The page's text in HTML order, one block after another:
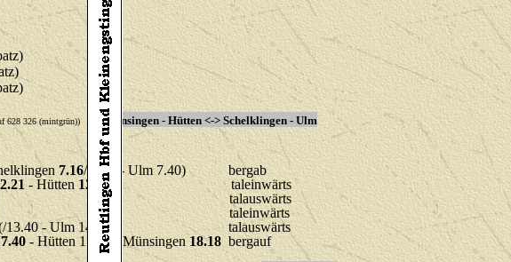
628 326 (mintgrün)) Münsingen - Hütten <-> Schelklingen - Ulm
7.16/(7.17 - Ulm 7.40) bergab
- Hütten12.33
taleinwärts
talauswärts
taleinwärts
13.40 - Ulm 14.08) talauswärts
- Hütten 17.53 - Münsingen18.18 bergauf